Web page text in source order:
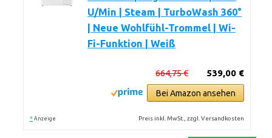
U/Min | Steam | TurboWash 360°
| Neue Wohlfühl-Trommel | Wi-
Fi-Funktion | Weiß
539,00 €
664,75 €
Bei Amazon ansehen
* Anzeige Preis inkl. MwSt., zzgl. Versandkosten